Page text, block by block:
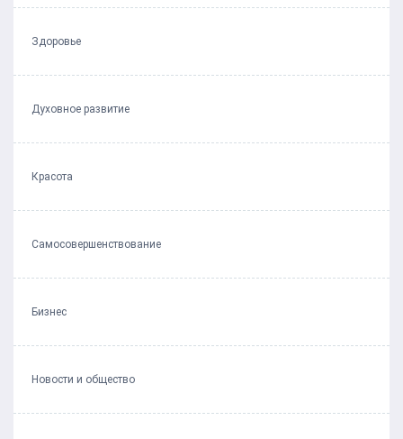
Здоровье
Духовное развитие
Красота
Самосовершенствование
Бизнес
Новости и общество